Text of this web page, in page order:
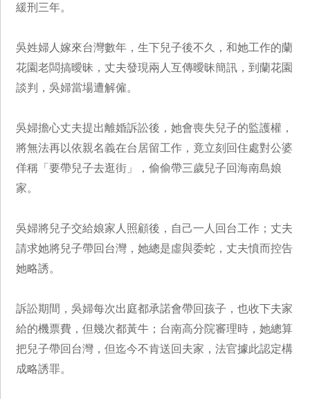
緩刑三年。
吳姓婦人嫁來台灣數年，生下兒子後不久，和她工作的蘭
花園老闆搞曖昧，丈夫發現兩人互傳曖昧簡訊，到蘭花園
談判，吳婦當場遭解僱。
吳婦擔心丈夫提出離婚訴訟後，她會喪失兒子的監護權，
將無法再以依親名義在台居留工作，竟立刻回住處對公婆
佯稱「要帶兒子去逛街」，偷偷帶三歲兒子回海南島娘
家。
吳婦將兒子交給娘家人照顧後，自己一人回台工作；丈夫
請求她將兒子帶回台灣，她總是虛與委蛇，丈夫憤而控告
她略誘。
訴訟期間，吳婦每次出庭都承諾會帶回孩子，也收下夫家
給的機票費，但幾次都黃牛；台南高分院審理時，她總算
把兒子帶回台灣，但迄今不肯送回夫家，法官據此認定構
成略誘罪。